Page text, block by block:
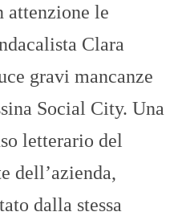
attenzione le
Clara
gravi mancanze
Social City. Una
letterario del
dell’azienda,
dalla stessa